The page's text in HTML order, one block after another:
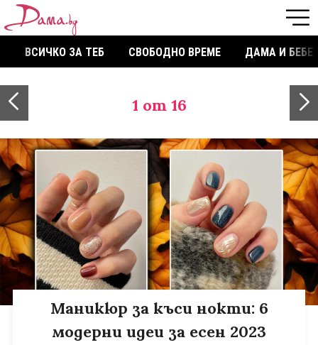
ВСИЧКО ЗА ТЕБ СВОБОДНО ВРЕМЕ ДАМА И БЕБЕ
1 от 16
Маникюр за къси нокти: 6
модерни идеи за есен 2023